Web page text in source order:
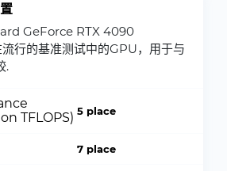
GeForce RTX 4090
行的基准测试中的GPU，用于与
.
TFLOPS) 5 place
7 place